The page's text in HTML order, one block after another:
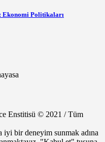
Politikaları
Enstitisü © 2021 / Tüm
iyi bir deneyim sunmak adına